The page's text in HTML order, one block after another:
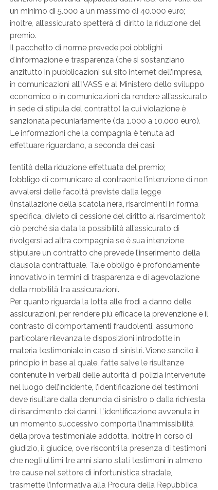
un minimo di 5.000 a un massimo di 40.000 euro;
inoltre, all’assicurato spetterà di diritto la riduzione del
premio.
Il pacchetto di norme prevede poi obblighi
d’informazione e trasparenza (che si sostanziano
anzitutto in pubblicazioni sul sito internet dell’impresa,
in comunicazioni all’IVASS e al Ministero dello sviluppo
economico o in comunicazioni da rendere all’assicurato
in sede di stipula del contratto) la cui violazione è
sanzionata pecuniariamente (da 1.000 a 10.000 euro).
Le informazioni che la compagnia è tenuta ad
effettuare riguardano, a seconda dei casi:
l’entità della riduzione effettuata del premio;
l’obbligo di comunicare al contraente l’intenzione di non
avvalersi delle facoltà previste dalla legge
(installazione della scatola nera, risarcimenti in forma
specifica, divieto di cessione del diritto al risarcimento):
ciò perché sia data la possibilità all’assicurato di
rivolgersi ad altra compagnia se è sua intenzione
stipulare un contratto che prevede l’inserimento della
clausola contrattuale. Tale obbligo è profondamente
innovativo in termini di trasparenza e di agevolazione
della mobilità tra assicurazioni.
Per quanto riguarda la lotta alle frodi a danno delle
assicurazioni, per rendere più efficace la prevenzione e il
contrasto di comportamenti fraudolenti, assumono
particolare rilevanza le disposizioni introdotte in
materia testimoniale in caso di sinistri. Viene sancito il
principio in base al quale, fatte salve le risultanze
contenute in verbali delle autorità di polizia intervenute
nel luogo dell’incidente, l’identificazione dei testimoni
deve risultare dalla denuncia di sinistro o dalla richiesta
di risarcimento dei danni. L’identificazione avvenuta in
un momento successivo comporta l’inammissibilità
della prova testimoniale addotta. Inoltre in corso di
giudizio, il giudice, ove riscontri la presenza di testimoni
che negli ultimi tre anni siano stati testimoni in almeno
tre cause nel settore di infortunistica stradale,
trasmette l’informativa alla Procura della Repubblica